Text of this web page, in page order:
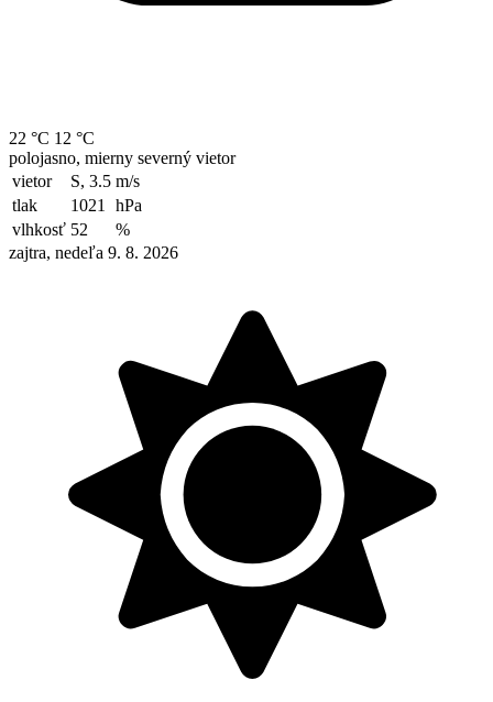
22 °C 12 °C
polojasno, mierny severný vietor
vietor
S, 3.5 m/s
tlak
1021
hPa
vlhkosť 52
%
zajtra, nedeľa 9. 8. 2026